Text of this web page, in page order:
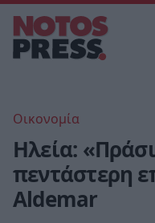
Οικονομία
Ηλεία:
πεντάστερη
Aldemar